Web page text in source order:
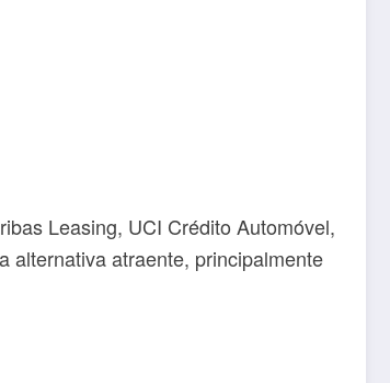
Leasing, UCI Crédito Automóvel,
alternativa atraente, principalmente